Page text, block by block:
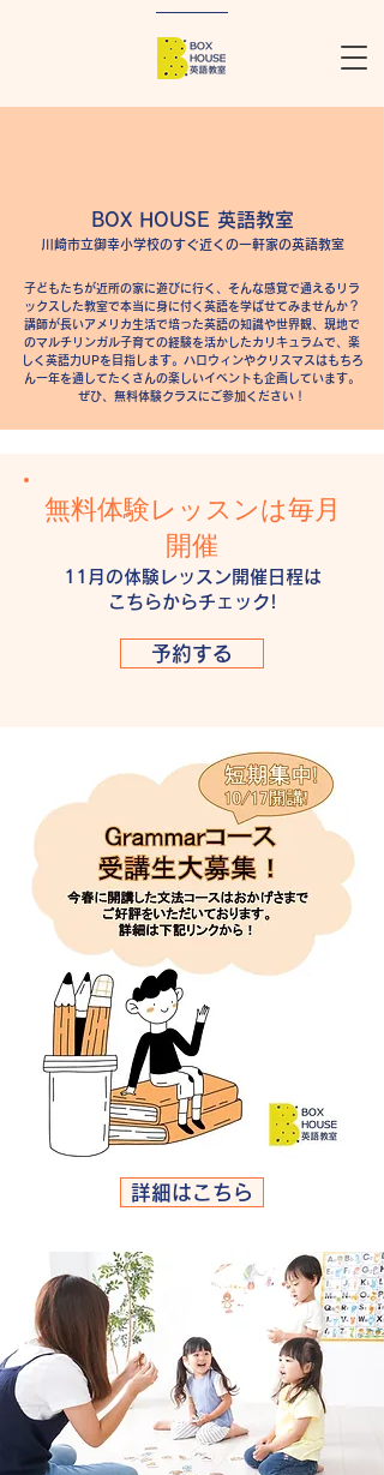
BOX HOUSE 英語教室​
川崎市立御幸小学校のすぐ近くの一軒家の英語教室
子どもたちが近所の家に遊びに行く、そんな感覚で通えるリラ
ックスした教室で本当に身に付く英語を学ばせてみませんか？
講師が長いアメリカ生活で培った英語の知識や世界観、現地で
のマルチリンガル子育ての経験を活かしたカリキュラムで、楽
しく英語力UPを目指します。ハロウィンやクリスマスはもちろ
ん一年を通してたくさんの楽しいイベントも企画しています。
ぜひ、無料体験クラスにご参加ください！
無料体験レッスンは毎月
開催
11月の体験レッ スン開催日程は
こちらからチェック!
予約する
詳細はこちら